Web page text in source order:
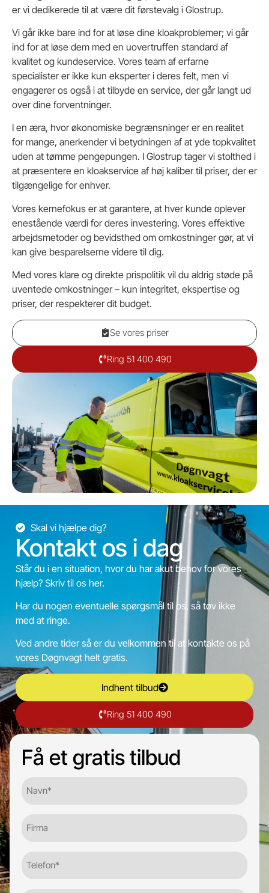
er vi dedikerede til at være dit førstevalg i Glostrup.
Vi går ikke bare ind for at løse dine kloakproblemer; vi går
ind for at løse dem med en uovertruffen standard af
kvalitet og kundeservice. Vores team af erfarne
specialister er ikke kun eksperter i deres felt, men vi
engagerer os også i at tilbyde en service, der går langt ud
over dine forventninger.
I en æra, hvor økonomiske begrænsninger er en realitet
for mange, anerkender vi betydningen af at yde topkvalitet
uden at tømme pengepungen. I Glostrup tager vi stolthed i
at præsentere en kloakservice af høj kaliber til priser, der er
tilgængelige for enhver.
Vores kernefokus er at garantere, at hver kunde oplever
enestående værdi for deres investering. Vores effektive
arbejdsmetoder og bevidsthed om omkostninger gør, at vi
kan give besparelserne videre til dig.
Med vores klare og direkte prispolitik vil du aldrig støde på
uventede omkostninger – kun integritet, ekspertise og
priser, der respekterer dit budget.
Se vores priser
Ring 51 400 490
Skal vi hjælpe dig?
Kontakt os i dag
Står du i en situation, hvor du har akut behov for vores
hjælp? Skriv til os her.
Har du nogen eventuelle spørgsmål til os, så tøv ikke
med at ringe.
Ved andre tider så er du velkommen til at kontakte os på
vores Døgnvagt helt gratis.
Indhent tilbud
Ring 51 400 490
Få et gratis tilbud
(Required)
(Required)